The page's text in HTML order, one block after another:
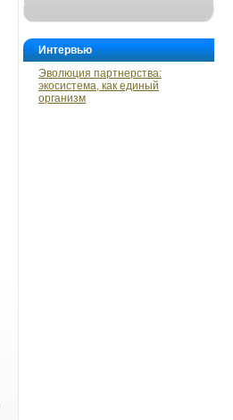
Интервью
Эволюция партнерства:
экосистема, как единый
организм